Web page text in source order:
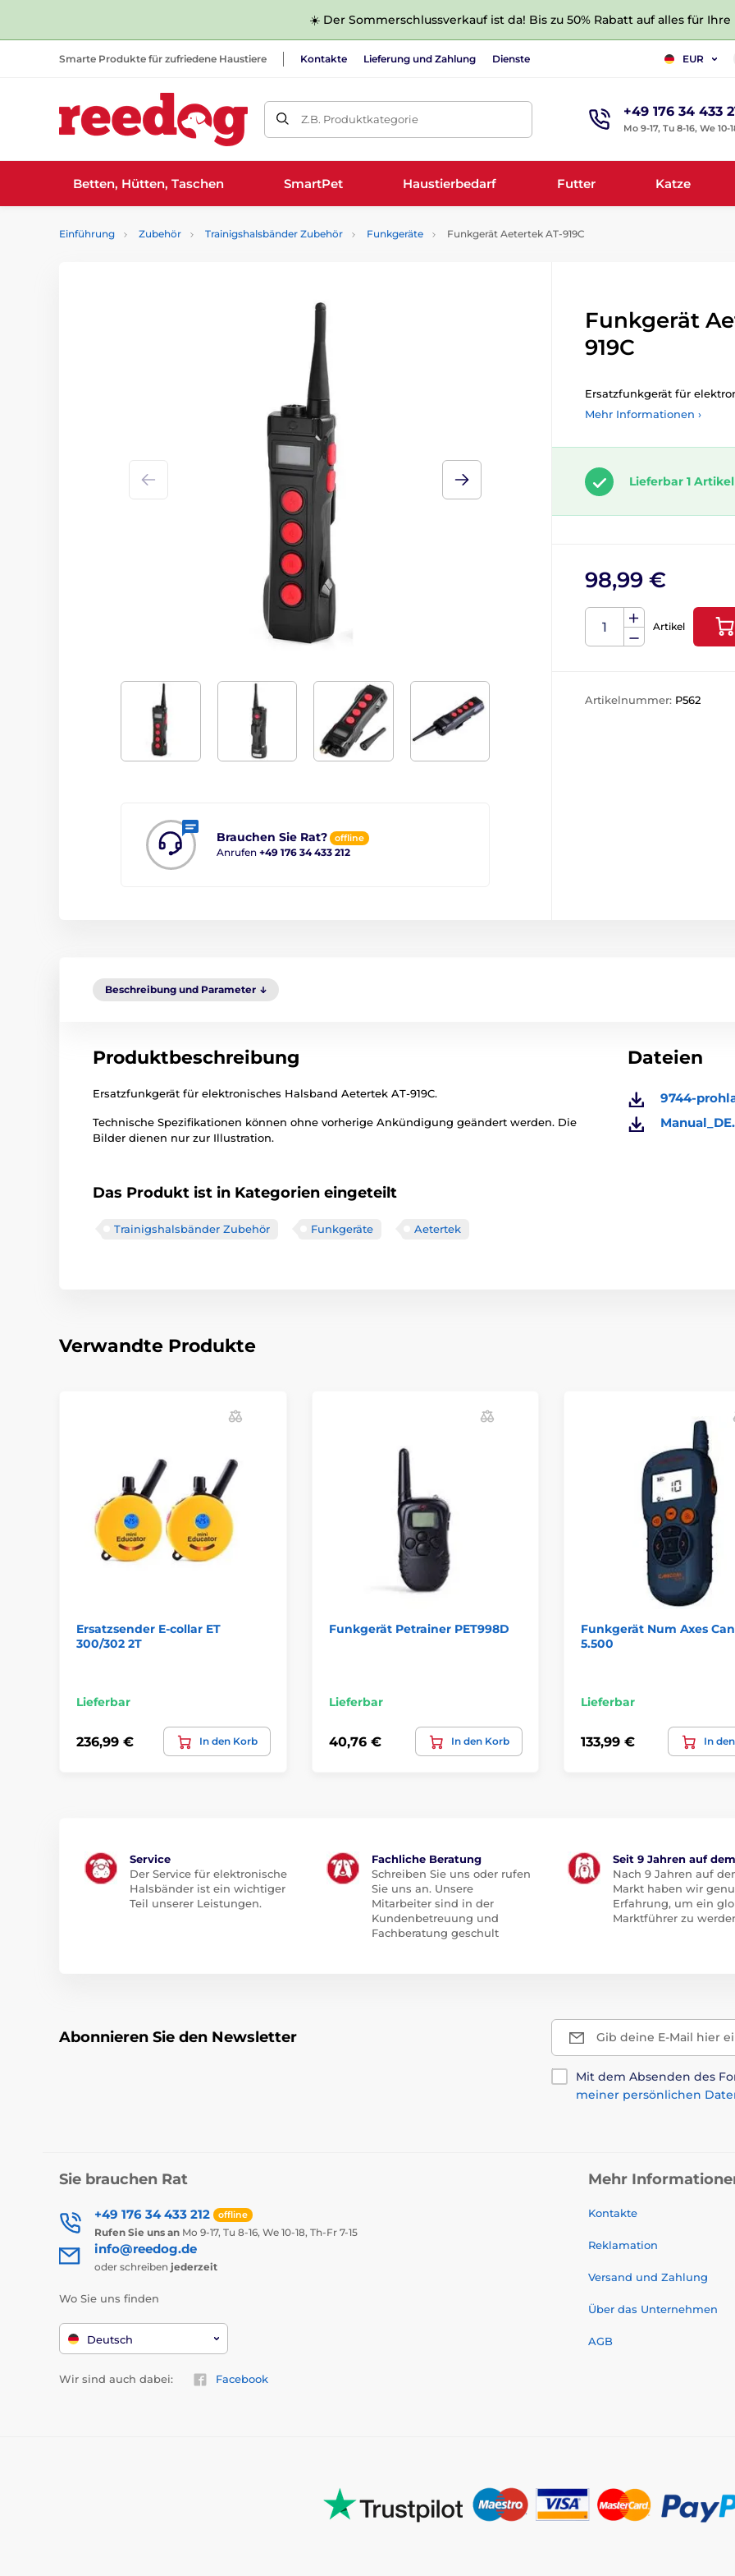
☀️ Der Sommerschlussverkauf ist da! Bis zu 50% Rabatt auf alles für Ihre
Smarte Produkte für zufriedene Haustiere Kontakte Lieferung und Zahlung Dienste EUR
Z.B. Produktkategorie +49 176 34 433
Mo 9-17, Tu 8-16, We 10-
Betten, Hütten, Taschen SmartPet Haustierbedarf Futter Katze
Einführung Zubehör Trainigshalsbänder Zubehör Funkgeräte Funkgerät Aetertek AT-919C
Brauchen Sie Rat? offline
Anrufen +49 176 34 433 212
Funkgerät
919C
Ersatzfunkgerät für
Mehr Informationen ›
Lieferbar 1 Artikel
98,99 €
Artikel
Artikelnummer: P562
Beschreibung und Parameter
Produktbeschreibung
Ersatzfunkgerät für elektronisches Halsband Aetertek AT-919C.
Technische Spezifikationen können ohne vorherige Ankündigung geändert werden. Die
Bilder dienen nur zur Illustration.
Das Produkt ist in Kategorien eingeteilt
Trainigshalsbänder Zubehör Funkgeräte Aetertek
Dateien
9744-
Verwandte Produkte
Ersatzsender E-collar ET
300/302 2T
Lieferbar
236,99 € In den Korb
Funkgerät Petrainer PET998D
Lieferbar
40,76 € In den Korb
Funkgerät Num Axes
5.500
Lieferbar
133,99 € In
Service
Der Service für elektronische
Halsbänder ist ein wichtiger
Teil unserer Leistungen.
Fachliche Beratung
Schreiben Sie uns oder rufen
Sie uns an. Unsere
Mitarbeiter sind in der
Kundenbetreuung und
Fachberatung geschult
Seit 9 Jahren auf
Nach 9 Jahren auf
Markt haben wir
Erfahrung, um ein
Marktführer zu
Abonnieren Sie den Newsletter Gib deine E-Mail hier
Mit dem Absenden des
meiner persönlichen
Sie brauchen Rat
+49 176 34 433 212 offline
Rufen Sie uns an Mo 9-17, Tu 8-16, We 10-18, Th-Fr 7-15
info@reedog.de
oder schreiben jederzeit
Wo Sie uns finden
Deutsch
Wir sind auch dabei: Facebook
Mehr
Kontakte
Reklamation
Versand und Zahlung
Über das Unternehmen
AGB